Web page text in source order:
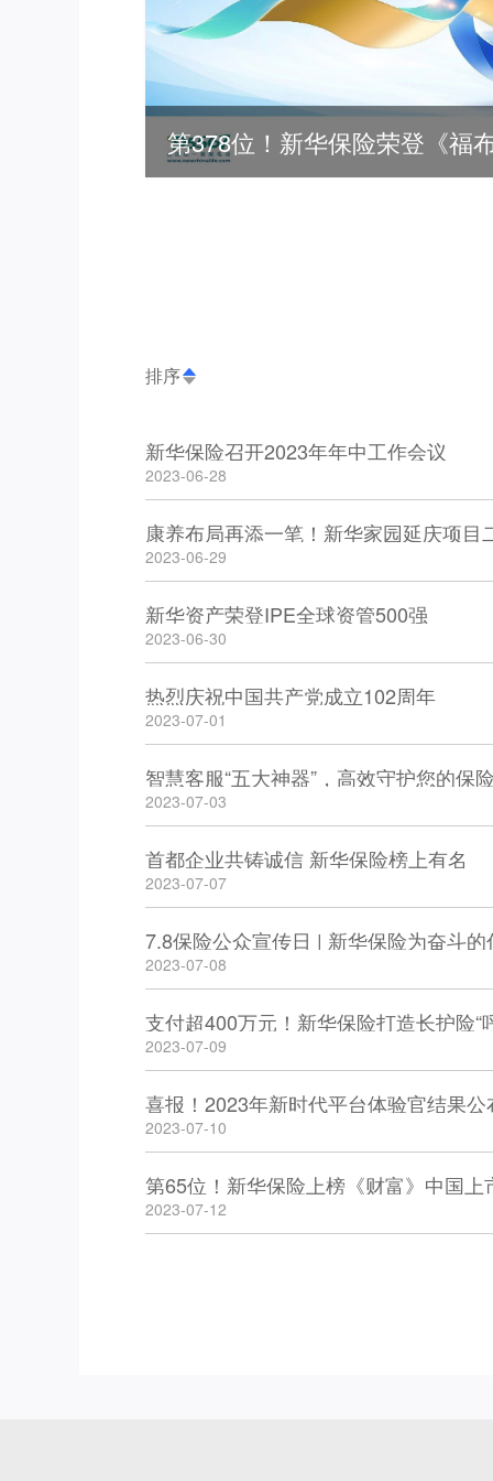
排序
新华保险召开2023年年中工作会议
2023-06-28
康养布局再添一笔！新华家园延庆项目
2023-06-29
新华资产荣登IPE全球资管500强
2023-06-30
热烈庆祝中国共产党成立102周年
2023-07-01
智慧客服“五大神器”，高效守护您的保
2023-07-03
首都企业共铸诚信 新华保险榜上有名
2023-07-07
7.8保险公众宣传日 | 新华保险为奋斗
2023-07-08
支付超400万元！新华保险打造长护险“
2023-07-09
喜报！2023年新时代平台体验官结果公
2023-07-10
第65位！新华保险上榜《财富》中国上
2023-07-12